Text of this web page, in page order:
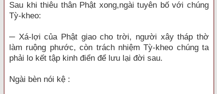
Sau khi thiêu thân Phật xong,ngài tuyên bố với chúng
Tỳ-kheo:
─ Xá-lợi của Phật giao cho trời, người xây tháp thờ
làm ruộng phước, còn trách nhiệm Tỳ-kheo chúng ta
phải lo kết tập kinh điển để lưu lại đời sau.
Ngài bèn nói kệ :